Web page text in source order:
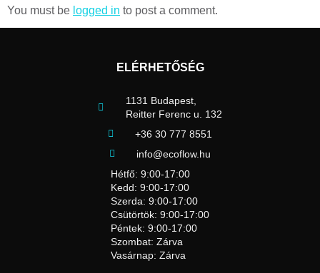
You must be logged in to post a comment.
ELÉRHETŐSÉG
1131 Budapest,
Reitter Ferenc u. 132
+36 30 777 8551
info@ecoflow.hu
Hétfő: 9:00-17:00
Kedd: 9:00-17:00
Szerda: 9:00-17:00
Csütörtök: 9:00-17:00
Péntek: 9:00-17:00
Szombat: Zárva
Vasárnap: Zárva